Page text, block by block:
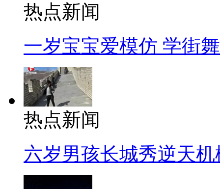
热点新闻
一岁宝宝爱模仿 学街
热点新闻
六岁男孩长城秀逆天机